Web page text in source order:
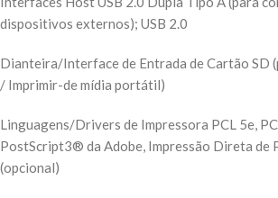
dispositivos externos); USB 2.0
Dianteira/Interface de Entrada de Cartão SD
/ Imprimir-de mídia portátil)
Linguagens/Drivers de Impressora PCL 5e,
PostScript3® da Adobe, Impressão Direta de
(opcional)